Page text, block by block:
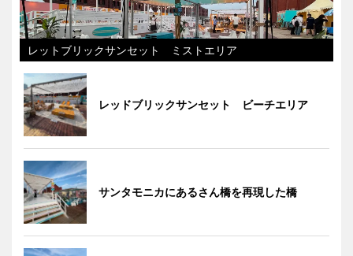
レットブリックサンセット ミストエリア
レッドブリックサンセット ビーチエリア
サンタモニカにあるさん橋を再現した橋